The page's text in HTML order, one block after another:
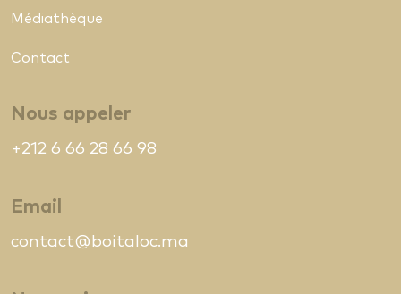
Médiathèque
Contact
Nous appeler
+212 6 66 28 66 98
Email
contact@boitaloc.ma